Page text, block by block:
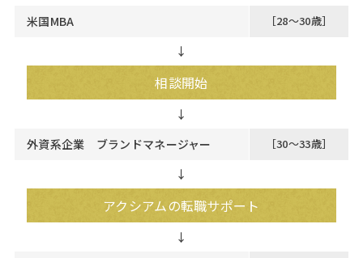
米国MBA
［28～30歳］
↓
相談開始
外資系企業 ブランドマネージャー ［30～33歳］
↓
アクシアムの転職サポート